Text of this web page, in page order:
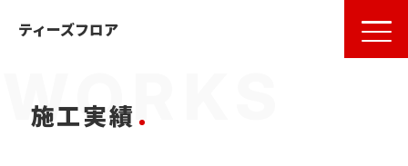
名古屋 フローリング
ティーズフロア
施工実績